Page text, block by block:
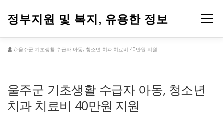
정부지원 및 복지, 유용한 정보 메뉴
홈 »울주군 기초생활 수급자 아동, 청소년 치과 치료비 40만원 지원
울주군 기초생활 수급자 아동, 청소년
치과 치료비 40만원 지원